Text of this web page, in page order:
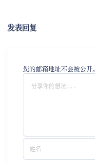
发表回复
您的邮箱地址不会被公开。